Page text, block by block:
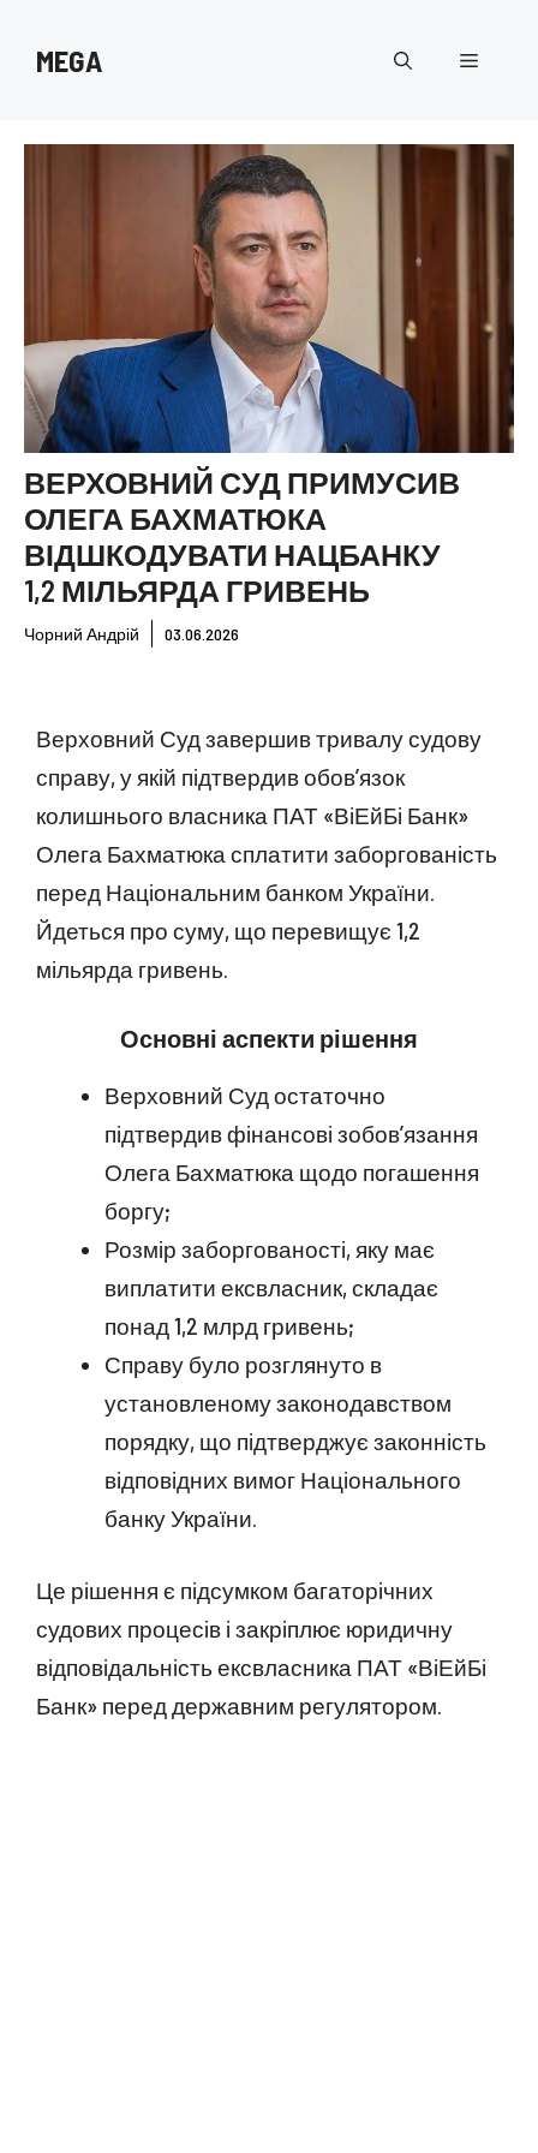
MEGA Меню
ВЕРХОВНИЙ СУД ПРИМУСИВ
ОЛЕГА БАХМАТЮКА
ВІДШКОДУВАТИ НАЦБАНКУ
1,2 МІЛЬЯРДА ГРИВЕНЬ
Чорний Андрій 03.06.2026
Верховний Суд завершив тривалу судову
справу, у якій підтвердив обов’язок
колишнього власника ПАТ «ВіЕйБі Банк»
Олега Бахматюка сплатити заборгованість
перед Національним банком України.
Йдеться про суму, що перевищує 1,2
мільярда гривень.
Основні аспекти рішення
Верховний Суд остаточно
підтвердив фінансові зобов’язання
Олега Бахматюка щодо погашення
боргу;
Розмір заборгованості, яку має
виплатити ексвласник, складає
понад 1,2 млрд гривень;
Справу було розглянуто в
установленому законодавством
порядку, що підтверджує законність
відповідних вимог Національного
банку України.
Це рішення є підсумком багаторічних
судових процесів і закріплює юридичну
відповідальність ексвласника ПАТ «ВіЕйБі
Банк» перед державним регулятором.